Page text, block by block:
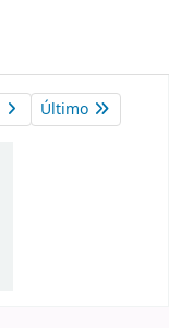
Último